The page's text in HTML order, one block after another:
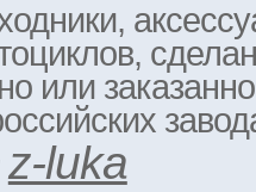
или
z-luka